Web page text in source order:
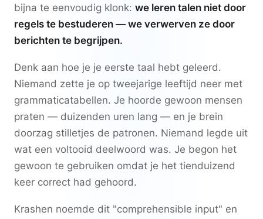
bijna te eenvoudig klonk: we leren talen niet door
regels te bestuderen — we verwerven ze door
berichten te begrijpen.
Denk aan hoe je je eerste taal hebt geleerd.
Niemand zette je op tweejarige leeftijd neer met
grammaticatabellen. Je hoorde gewoon mensen
praten — duizenden uren lang — en je brein
doorzag stilletjes de patronen. Niemand legde uit
wat een voltooid deelwoord was. Je begon het
gewoon te gebruiken omdat je het tienduizend
keer correct had gehoord.
Krashen noemde dit "comprehensible input" en